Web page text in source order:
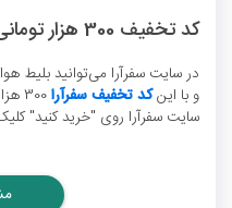
کد تخفیف 300 هزار تومانی بلیط هواپیما خارجی سفرآرا
در سایت سفرآرا می‌توانید بلیط
و با اینکد تخفیف سفرآرا
سایت سفرآرا روی "خرید کنید"